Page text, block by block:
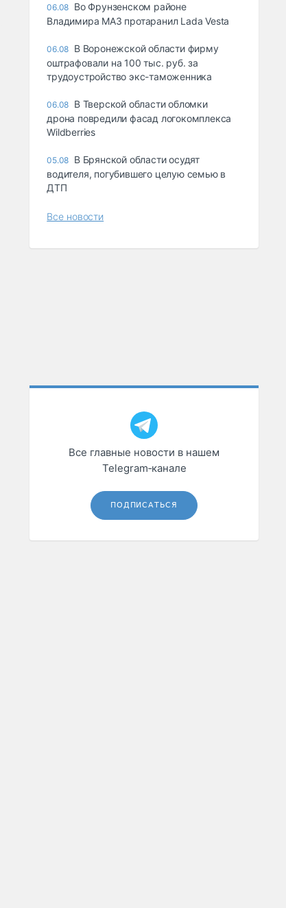
06.08 Во Фрунзенском районе
Владимира МАЗ протаранил Lada Vesta
06.08 В Воронежской области фирму
оштрафовали на 100 тыс. руб. за
трудоустройство экс-таможенника
06.08 В Тверской области обломки
дрона повредили фасад логокомплекса
Wildberries
05.08 В Брянской области осудят
водителя, погубившего целую семью в
ДТП
Все новости
Все главные новости в нашем
Telegram‑канале
ПОДПИСАТЬСЯ